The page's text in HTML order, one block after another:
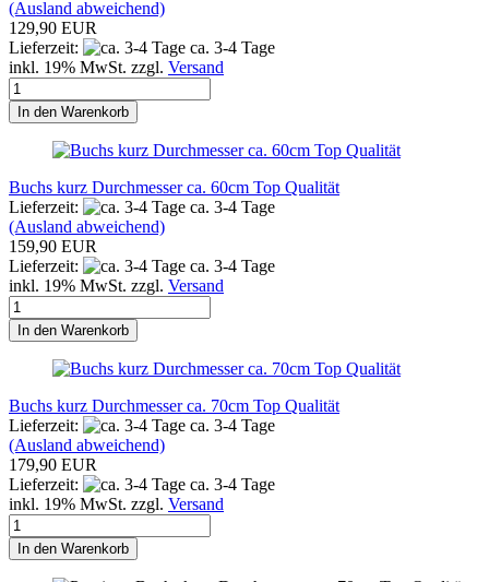
(Ausland abweichend)
129,90 EUR
Lieferzeit:
ca. 3-4 Tage
inkl. 19% MwSt. zzgl. Versand
In den Warenkorb
Buchs kurz Durchmesser ca. 60cm Top Qualität
Lieferzeit:
ca. 3-4 Tage
(Ausland abweichend)
159,90 EUR
Lieferzeit:
ca. 3-4 Tage
inkl. 19% MwSt. zzgl. Versand
In den Warenkorb
Buchs kurz Durchmesser ca. 70cm Top Qualität
Lieferzeit:
ca. 3-4 Tage
(Ausland abweichend)
179,90 EUR
Lieferzeit:
ca. 3-4 Tage
inkl. 19% MwSt. zzgl. Versand
In den Warenkorb